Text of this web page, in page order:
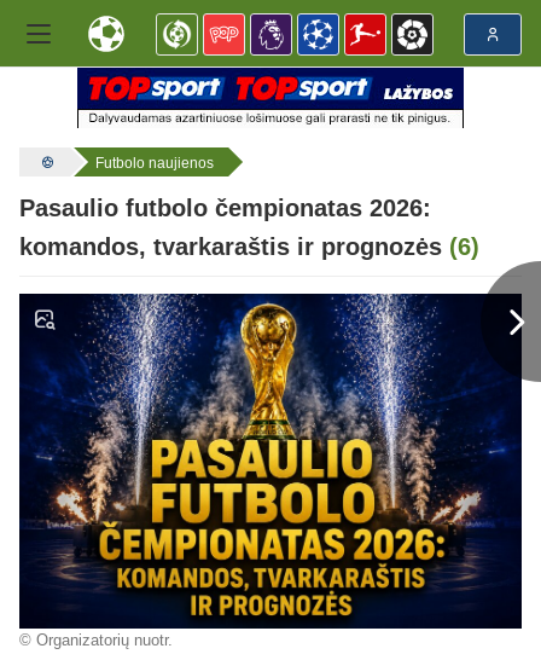
Futbolo naujienos
Pasaulio futbolo čempionatas 2026:
komandos, tvarkaraštis ir prognozės (6)
© Organizatorių nuotr.